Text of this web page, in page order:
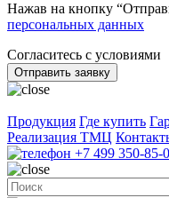
Нажав на кнопку
персональных данных
Согласитесь с условиями
Отправить заявку
Продукция Где купить
Реализация ТМЦ
+7 499 350-85-